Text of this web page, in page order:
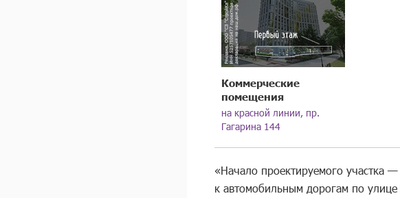
Коммерческие
помещения
на красной линии, пр.
Гагарина 144
«Начало проектируемого участка
к автомобильным дорогам по